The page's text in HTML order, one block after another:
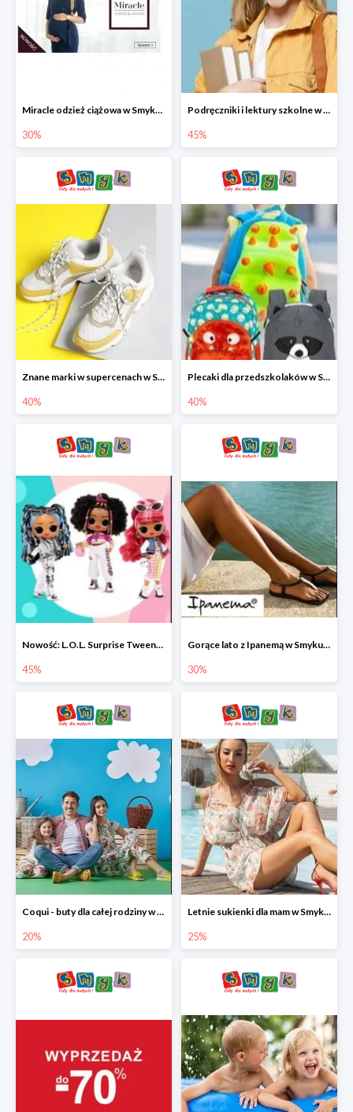
Miracle odzież ciążowa w Smyku co -30%
30%
Podręczniki i lektury szkolne w Smyku do -45%
45%
Znane marki w supercenach w Smyku - buty do -40%
40%
Plecaki dla przedszkolaków w Smyku do -40%
40%
Nowość: L.O.L. Surprise Tweens Doll w Smyku do -45%
45%
Gorące lato z Ipanemą w Smyku do -30%
30%
Coqui - buty dla całej rodziny w Smyku do -20%
20%
Letnie sukienki dla mam w Smyku do -25%
25%